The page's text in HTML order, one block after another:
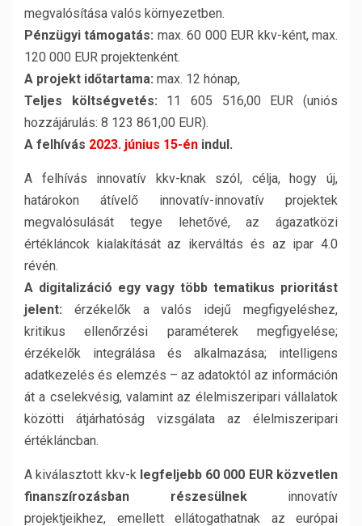
megvalósítása valós környezetben.
Pénzügyi támogatás: max. 60 000 EUR kkv-ként, max.
120 000 EUR projektenként.
A projekt időtartama: max. 12 hónap,
Teljes költségvetés: 11 605 516,00 EUR (uniós
hozzájárulás: 8 123 861,00 EUR).
A felhívás 2023. június 15-én indul.
A felhívás innovatív kkv-knak szól, célja, hogy új,
határokon átívelő innovatív-innovatív projektek
megvalósulását tegye lehetővé, az ágazatközi
értékláncok kialakítását az ikerváltás és az ipar 4.0
révén.
A digitalizáció egy vagy több tematikus prioritást
jelent: érzékelők a valós idejű megfigyeléshez,
kritikus ellenőrzési paraméterek megfigyelése;
érzékelők integrálása és alkalmazása; intelligens
adatkezelés és elemzés – az adatoktól az információn
át a cselekvésig, valamint az élelmiszeripari vállalatok
közötti átjárhatóság vizsgálata az élelmiszeripari
értékláncban.
A kiválasztott kkv-k legfeljebb 60 000 EUR közvetlen
finanszírozásban részesülnekinnovatív
projektjeikhez, emellett ellátogathatnak az európai